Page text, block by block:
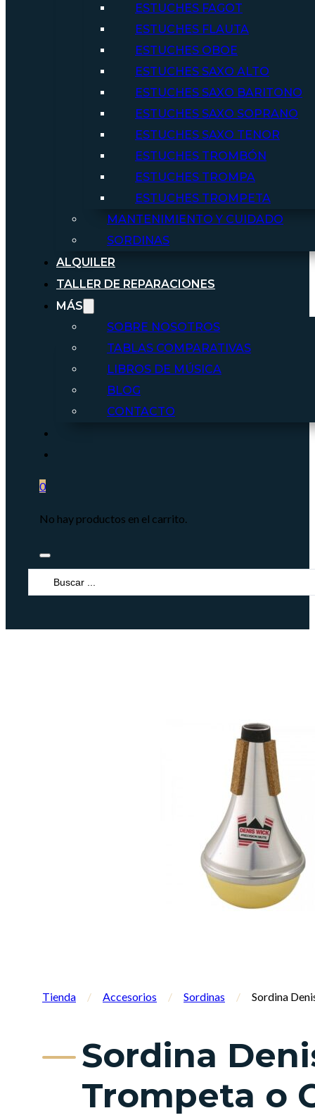
ESTUCHES FAGOT
ESTUCHES FLAUTA
ESTUCHES OBOE
ESTUCHES SAXO ALTO
ESTUCHES SAXO BARITONO
ESTUCHES SAXO SOPRANO
ESTUCHES SAXO TENOR
ESTUCHES TROMBÓN
ESTUCHES TROMPA
ESTUCHES TROMPETA
MANTENIMIENTO Y CUIDADO
SORDINAS
ALQUILER
TALLER DE REPARACIONES
MÁS
SOBRE NOSOTROS
TABLAS COMPARATIVAS
LIBROS DE MÚSICA
BLOG
CONTACTO
0
No hay productos en el carrito.
Search
...
Tienda / Accesorios / Sordinas / Sordina
Sordina
Trompeta o